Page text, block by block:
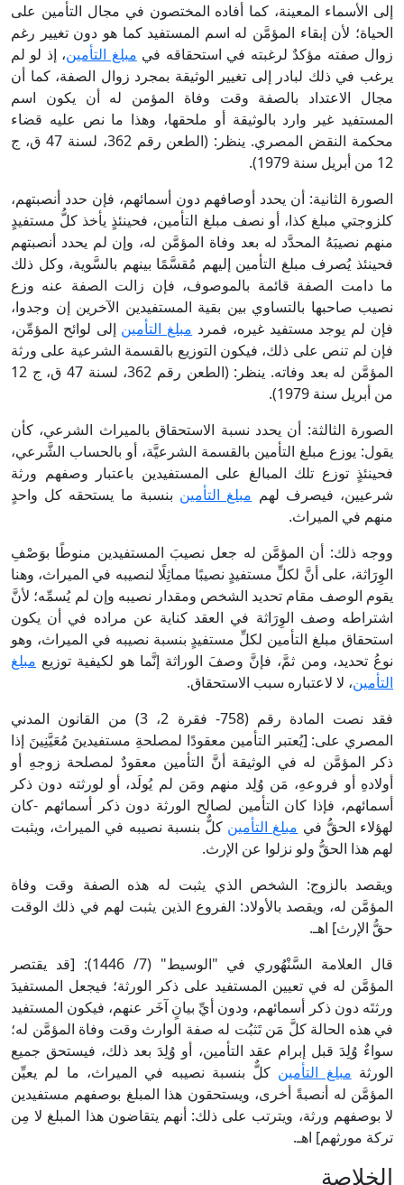
إلى الأسماء المعينة، كما أفاده المختصون في مجال التأمين على
الحياة؛ لأن إبقاء المؤمَّن له اسم المستفيد كما هو دون تغيير رغم
زوال صفته مؤكدٌ لرغبته في استحقاقه في مبلغ التأمين، إذ لو لم
يرغب في ذلك لبادر إلى تغيير الوثيقة بمجرد زوال الصفة، كما أن
مجال الاعتداد بالصفة وقت وفاة المؤمن له أن يكون اسم
المستفيد غير وارد بالوثيقة أو ملحقها، وهذا ما نص عليه قضاء
محكمة النقض المصري. ينظر: (الطعن رقم 362، لسنة 47 ق، ج
12 من أبريل سنة 1979).
الصورة الثانية: أن يحدد أوصافهم دون أسمائهم، فإن حدد أنصبتهم،
كلزوجتي مبلغ كذا، أو نصف مبلغ التأمين، فحينئذٍ يأخذ كلُّ مستفيدٍ
منهم نصيبَهُ المحدَّد له بعد وفاة المؤمَّن له، وإن لم يحدد أنصبتهم
فحينئذ يُصرف مبلغ التأمين إليهم مُقسَّمًا بينهم بالسَّوية، وكل ذلك
ما دامت الصفة قائمة بالموصوف، فإن زالت الصفة عنه وزع
نصيب صاحبها بالتساوي بين بقية المستفيدين الآخرين إن وجدوا،
فإن لم يوجد مستفيد غيره، فمرد مبلغ التأمين إلى لوائح المؤمِّن،
فإن لم تنص على ذلك، فيكون التوزيع بالقسمة الشرعية على ورثة
المؤمَّن له بعد وفاته. ينظر: (الطعن رقم 362، لسنة 47 ق، ج 12
من أبريل سنة 1979).
الصورة الثالثة: أن يحدد نسبة الاستحقاق بالميراث الشرعي، كأن
يقول: يوزع مبلغ التأمين بالقسمة الشرعيَّة، أو بالحساب الشَّرعي،
فحينئذٍ توزع تلك المبالغ على المستفيدين باعتبار وصفهم ورثة
شرعيين، فيصرف لهم مبلغ التأمين بنسبة ما يستحقه كل واحدٍ
منهم في الميراث.
ووجه ذلك: أن المؤمَّن له جعل نصيبَ المستفيدين منوطًا بوَصْفِ
الوِرَاثة، على أنَّ لكلِّ مستفيدٍ نصيبًا مماثِلًا لنصيبه في الميراث، وهنا
يقوم الوصف مقام تحديد الشخص ومقدار نصيبه وإن لم يُسمِّه؛ لأنَّ
اشتراطه وصف الوِرَاثة في العقد كناية عن مراده في أن يكون
استحقاق مبلغ التأمين لكلِّ مستفيدٍ بنسبة نصيبه في الميراث، وهو
نوعُ تحديد، ومن ثمَّ، فإنَّ وصفَ الوراثة إنَّما هو لكيفية توزيع مبلغ
التأمين، لا لاعتباره سبب الاستحقاق.
فقد نصت المادة رقم (758- فقرة 2، 3) من القانون المدني
المصري على: [يُعتبر التأمين معقودًا لمصلحةِ مستفيدينَ مُعَيَّنِينَ إذا
ذكر المؤمَّن له في الوثيقة أنَّ التأمين معقودٌ لمصلحة زوجهِ أو
أولادهِ أو فروعهِ، مَن وُلِد منهم ومَن لم يُولَد، أو لورثته دون ذكر
أسمائهم، فإذا كان التأمين لصالح الورثة دون ذكر أسمائهم -كان
لهؤلاء الحقُّ في مبلغ التأمين كلٌّ بنسبة نصيبه في الميراث، ويثبت
لهم هذا الحقُّ ولو نزلوا عن الإرث.
ويقصد بالزوج: الشخص الذي يثبت له هذه الصفة وقت وفاة
المؤمَّن له، ويقصد بالأولاد: الفروع الذين يثبت لهم في ذلك الوقت
حقُّ الإرث] اهـ.
قال العلامة السَّنْهُوري في "الوسيط" (7/ 1446): [قد يقتصر
المؤمَّن له في تعيين المستفيد على ذكر الورثة؛ فيجعل المستفيدَ
ورثتَه دون ذكر أسمائهم، ودون أيِّ بيانٍ آخَر عنهم، فيكون المستفيد
في هذه الحالة كلَّ مَن تَثبُت له صفة الوارث وقت وفاة المؤمَّن له؛
سواءٌ وُلِدَ قبل إبرام عقد التأمين، أو وُلِدَ بعد ذلك، فيستحق جميع
الورثة مبلغ التأمين كلٌّ بنسبة نصيبه في الميراث، ما لم يعيِّن
المؤمَّن له أنصبةً أخرى، ويستحقون هذا المبلغ بوصفهم مستفيدين
لا بوصفهم ورثة، ويترتب على ذلك: أنهم يتقاضون هذا المبلغ لا مِن
تركة مورثهم] اهـ.
الخلاصة